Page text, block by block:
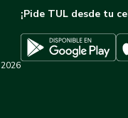
2026
¡Pide TUL desde tu
Descargar TUL en